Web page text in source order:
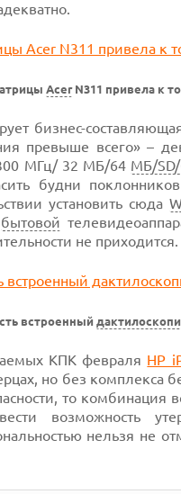
AcerN311 привела к
бизнес-
превыше всего» –
МГц/ 32 МБ/64 МБ/SD/
будни
установить сюда
бытовой
не приходится.
встроенный
КПК февраля HP
но без комплекса
то
возможность
нельзя не